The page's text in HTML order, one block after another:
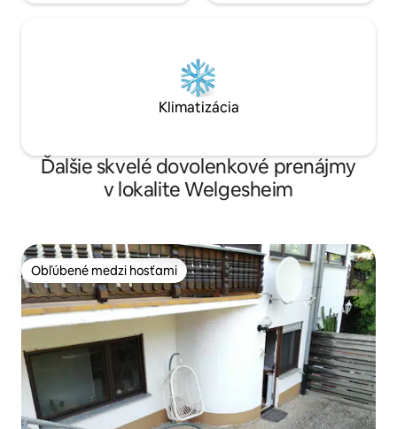
Klimatizácia
Ďalšie skvelé dovolenkové prenájmy
v lokalite Welgesheim
Obľúbené medzi hosťami
Obľúbené medzi hosťami